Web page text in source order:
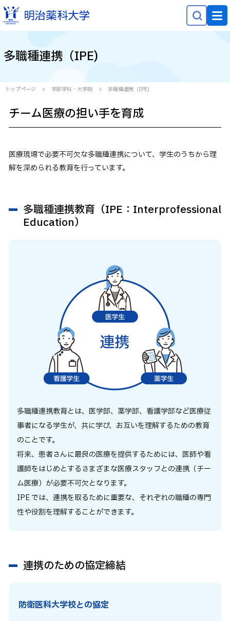
大学概要
学部学科・大学院
社会貢献
在学生の方へ
保護者等の方へ
ご支援をお考えの方へ
維持員の方へ
入試情報
アクセス JP EN
多職種連携（IPE)
トップページ 学部学科・大学院 多職種連携（IPE)
チーム医療の担い手を育成
医療現場で必要不可欠な多職種連携について、学生のうちから理
解を深められる教育を行っています。
多職種連携教育（IPE：Interprofessional
Education）
多職種連携教育とは、医学部、薬学部、看護学部など医療従
事者になる学生が、共に学び、お互いを理解するための教育
のことです。
将来、患者さんに最良の医療を提供するためには、医師や看
護師をはじめとするさまざまな医療スタッフとの連携（チー
ム医療）が必要不可欠となります。
IPE では、連携を取るために重要な、それぞれの職種の専門
性や役割を理解することができます。
連携のための協定締結
防衛医科大学校との協定